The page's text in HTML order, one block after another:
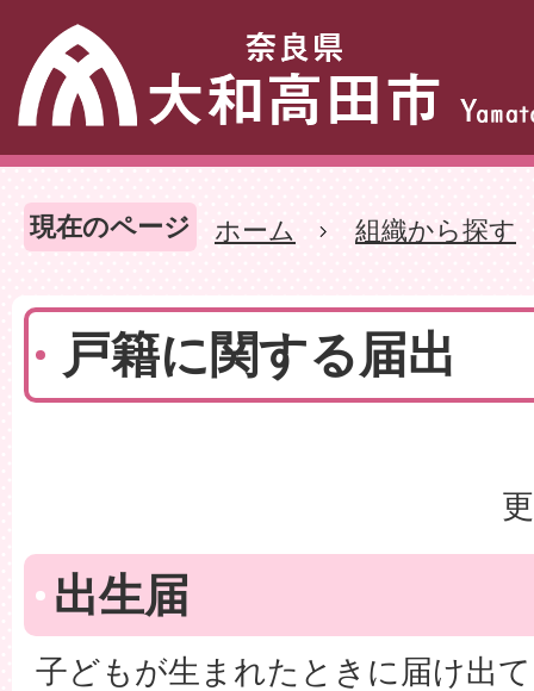
現在のページ ホーム 組織から探す
戸籍に関する届出
出生届
子どもが生まれたときに届け出